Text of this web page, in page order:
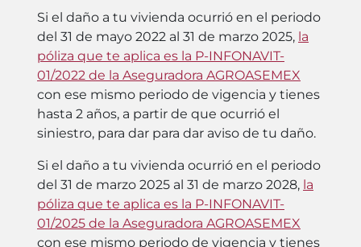
Si el daño a tu vivienda ocurrió en el periodo
del 31 de mayo 2022 al 31 de marzo 2025, la
póliza que te aplica es la P-INFONAVIT-
01/2022 de la Aseguradora AGROASEMEX
con ese mismo periodo de vigencia y tienes
hasta 2 años, a partir de que ocurrió el
siniestro, para dar para dar aviso de tu daño.
Si el daño a tu vivienda ocurrió en el periodo
del 31 de marzo 2025 al 31 de marzo 2028, la
póliza que te aplica es la P-INFONAVIT-
01/2025 de la Aseguradora AGROASEMEX
con ese mismo periodo de vigencia y tienes